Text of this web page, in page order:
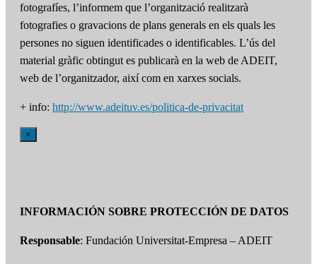
fotografíes, l’informem que l’organització realitzarà
fotografies o gravacions de plans generals en els quals les
persones no siguen identificades o identificables. L’ús del
material gràfic obtingut es publicarà en la web de ADEIT,
web de l’organitzador, així com en xarxes socials.
+ info: http://www.adeituv.es/politica-de-privacitat
×
INFORMACIÓN SOBRE PROTECCIÓN DE DATOS
Responsable: Fundación Universitat-Empresa – ADEIT